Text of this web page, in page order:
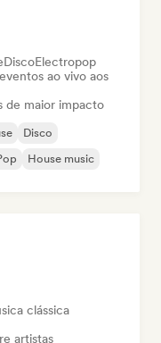
DiscoElectropop
ao vivo aos
de maior impacto
Disco
House music
clássica
artistas